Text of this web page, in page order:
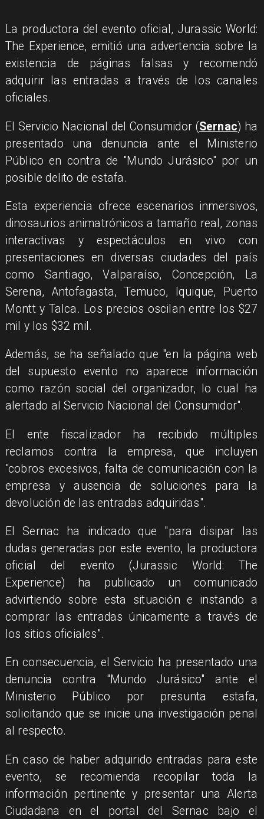
La productora del evento oficial, Jurassic World:
The Experience, emitió una advertencia sobre la
existencia de páginas falsas y recomendó
adquirir las entradas a través de los canales
oficiales.
El Servicio Nacional del Consumidor (Sernac) ha
presentado una denuncia ante el Ministerio
Público en contra de "Mundo Jurásico" por un
posible delito de estafa.
Esta experiencia ofrece escenarios inmersivos,
dinosaurios animatrónicos a tamaño real, zonas
interactivas y espectáculos en vivo con
presentaciones en diversas ciudades del país
como Santiago, Valparaíso, Concepción, La
Serena, Antofagasta, Temuco, Iquique, Puerto
Montt y Talca. Los precios oscilan entre los $27
mil y los $32 mil.
Además, se ha señalado que "en la página web
del supuesto evento no aparece información
como razón social del organizador, lo cual ha
alertado al Servicio Nacional del Consumidor".
El ente fiscalizador ha recibido múltiples
reclamos contra la empresa, que incluyen
"cobros excesivos, falta de comunicación con la
empresa y ausencia de soluciones para la
devolución de las entradas adquiridas".
El Sernac ha indicado que "para disipar las
dudas generadas por este evento, la productora
oficial del evento (Jurassic World: The
Experience) ha publicado un comunicado
advirtiendo sobre esta situación e instando a
comprar las entradas únicamente a través de
los sitios oficiales".
En consecuencia, el Servicio ha presentado una
denuncia contra "Mundo Jurásico" ante el
Ministerio Público por presunta estafa,
solicitando que se inicie una investigación penal
al respecto.
En caso de haber adquirido entradas para este
evento, se recomienda recopilar toda la
información pertinente y presentar una Alerta
Ciudadana en el portal del Sernac bajo el